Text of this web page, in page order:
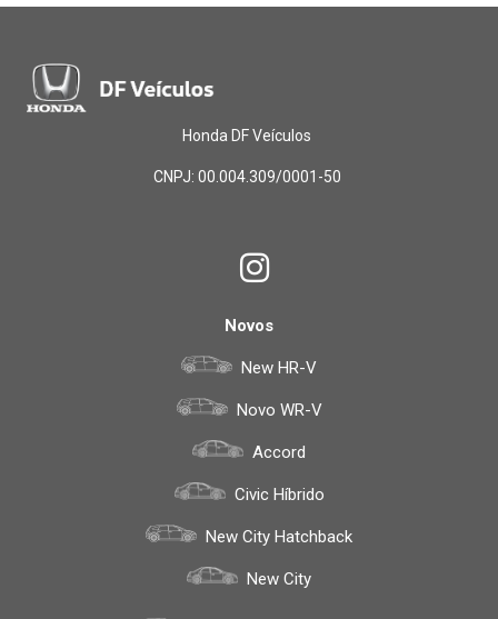
Honda DF Veículos
CNPJ: 00.004.309/0001-50
Novos
New HR-V
Novo WR-V
Accord
Civic Híbrido
New City Hatchback
New City